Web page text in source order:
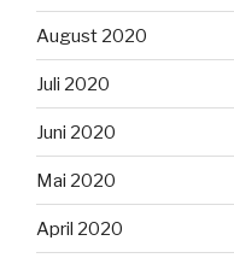
August 2020
Juli 2020
Juni 2020
Mai 2020
April 2020